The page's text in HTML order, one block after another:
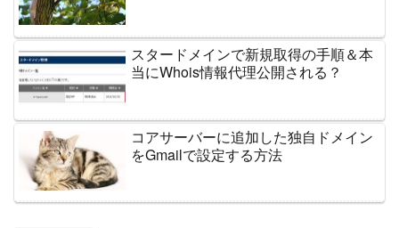
スタードメインで新規取得の手順＆本
当にWhois情報代理公開される？
コアサーバーに追加した独自ドメイン
をGmailで設定する方法